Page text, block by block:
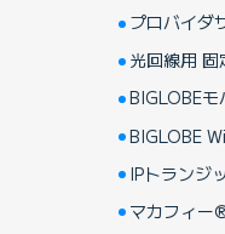
プロバイダ
光回線用 固
BIGLOBEモ
BIGLOBE
IPトランジ
マカフィー